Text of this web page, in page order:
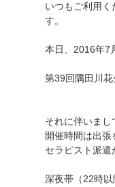
いつもご利用く
す。
本日、2016年7
第39回隅田川花
それに伴いまし
開催時間は出張
セラピスト派遣
深夜帯（22時